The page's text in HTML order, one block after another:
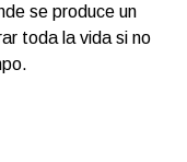
se produce un
toda la vida si no